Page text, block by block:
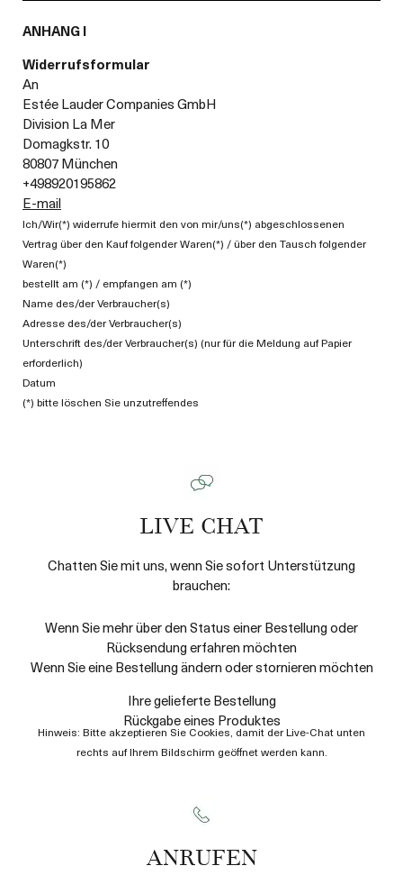
ANHANG I
Widerrufsformular
An
Estée Lauder Companies GmbH
Division La Mer
Domagkstr. 10
80807 München
+498920195862
E-mail
Ich/Wir(*) widerrufe hiermit den von mir/uns(*) abgeschlossenen
Vertrag über den Kauf folgender Waren(*) / über den Tausch folgender
Waren(*)
bestellt am (*) / empfangen am (*)
Name des/der Verbraucher(s)
Adresse des/der Verbraucher(s)
Unterschrift des/der Verbraucher(s) (nur für die Meldung auf Papier
erforderlich)
Datum
(*) bitte löschen Sie unzutreffendes
LIVE CHAT
Chatten Sie mit uns, wenn Sie sofort Unterstützung
brauchen:
Wenn Sie mehr über den Status einer Bestellung oder
Rücksendung erfahren möchten
Wenn Sie eine Bestellung ändern oder stornieren möchten
Ihre gelieferte Bestellung
Rückgabe eines Produktes
Hinweis: Bitte akzeptieren Sie Cookies, damit der Live-Chat unten
rechts auf Ihrem Bildschirm geöffnet werden kann.
ANRUFEN